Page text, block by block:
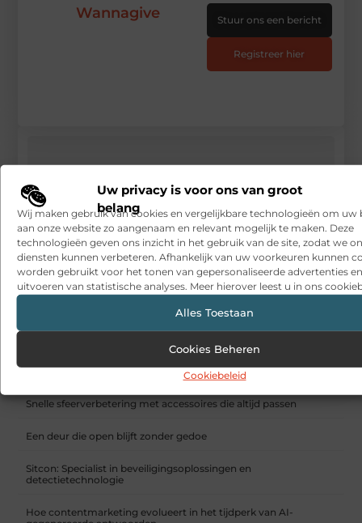
Uw privacy is voor ons van groot
belang
Wij maken gebruik van cookies en vergelijkbare technologieën om uw
aan onze website zo aangenaam en relevant mogelijk te maken. Deze
technologieën geven ons inzicht in het gebruik van de site, zodat we
diensten kunnen verbeteren. Afhankelijk van uw voorkeuren kunnen
worden gebruikt voor het tonen van gepersonaliseerde advertenties
uitvoeren van statistische analyses. Meer hierover leest u in ons
Alles Toestaan
Cookies Beheren
Cookiebeleid
Waarom een brommobiel goed verkoopt
RECENTE BERICHTEN
Snelle sfeerverbetering met accessoires die altijd passen
Een deur die open blijft zonder gedoe
Sitcon: Specialist in beveiligingsoplossingen en
detectietechnologie
Hoe contentmarketing evolueert in het tijdperk van AI-
Wannagive
Stuur ons een bericht
Registreer hier